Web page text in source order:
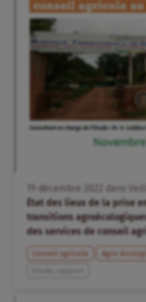
décembre dans
État des lieux de la prise
transitions
des services de conseil
Conseil agricole Agro-